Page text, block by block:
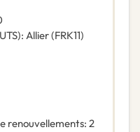
: Allier(FRK11)
renouvellements: 2